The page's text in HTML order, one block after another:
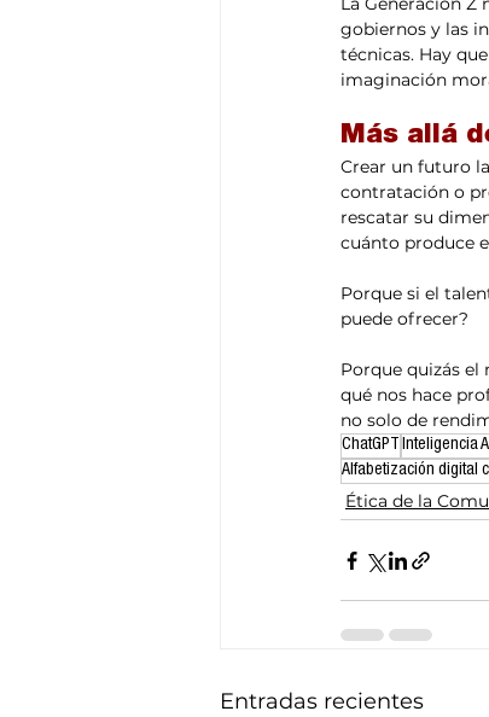
gobiernos y las
técnicas. Hay
imaginación
Más allá
Crear un futuro
contratación o
rescatar su
cuánto produce
Porque si el
puede ofrecer?
Porque quizás
qué nos hace
no solo de
ChatGPT Inteligencia
Alfabetización digital
Ética de la
Entradas recientes